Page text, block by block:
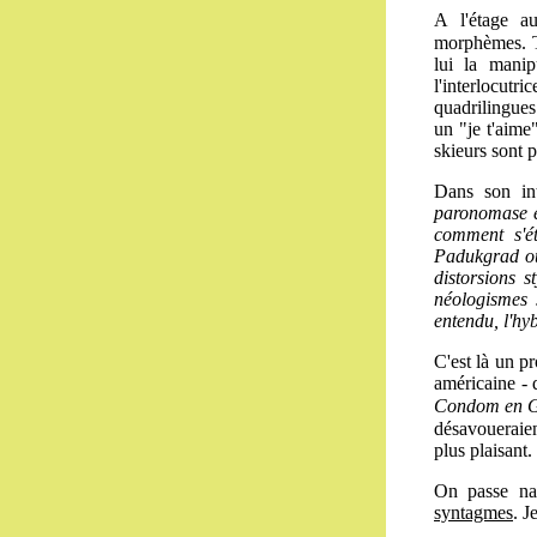
A l'étage
morphèmes.
lui la
un "je
skieurs sont
Dans son
paronomase
comment
Padukgrad
distorsions
entendu,
C'est là un
américaine -
Condom en
plus plaisant.
On passe
syntagmes.